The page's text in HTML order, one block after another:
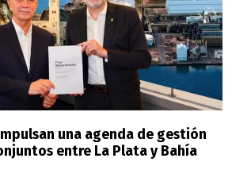
una agenda de gestión
entre La Plata y Bahía